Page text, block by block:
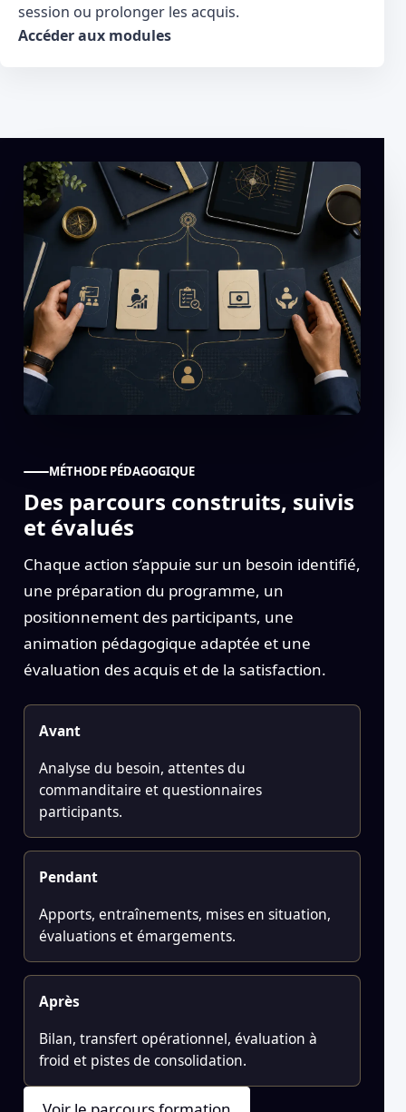
session ou prolonger les acquis.
Accéder aux modules
MÉTHODE PÉDAGOGIQUE
Des parcours construits, suivis
et évalués
Chaque action s’appuie sur un besoin identifié,
une préparation du programme, un
positionnement des participants, une
animation pédagogique adaptée et une
évaluation des acquis et de la satisfaction.
Avant
Analyse du besoin, attentes du
commanditaire et questionnaires
participants.
Pendant
Apports, entraînements, mises en situation,
évaluations et émargements.
Après
Bilan, transfert opérationnel, évaluation à
froid et pistes de consolidation.